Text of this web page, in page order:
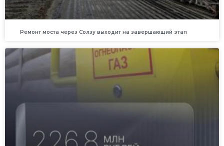
Ремонт моста через Солзу выходит на завершающий этап